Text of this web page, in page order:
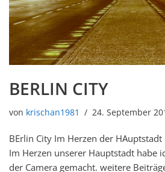
BERLIN CITY
von krischan1981 24. September
BErlin City Im Herzen der
Im Herzen unserer Hauptstadt habe
der Camera gemacht. weitere